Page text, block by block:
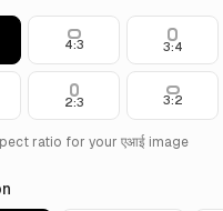
4:3 3:4
2:3 3:2
ratio for your एआई image